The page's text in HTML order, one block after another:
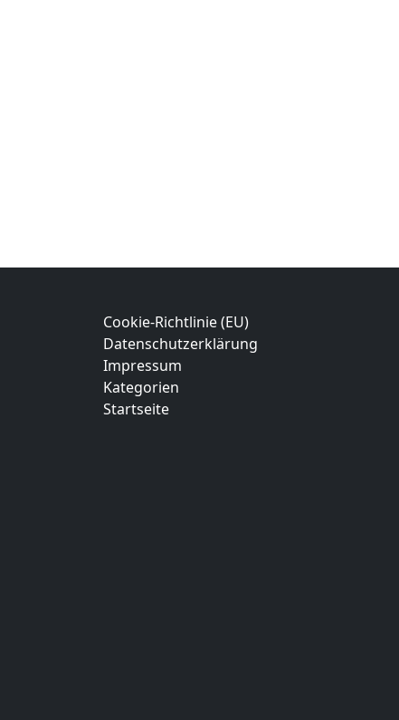
Cookie-Richtlinie (EU)
Datenschutzerklärung
Impressum
Kategorien
Startseite